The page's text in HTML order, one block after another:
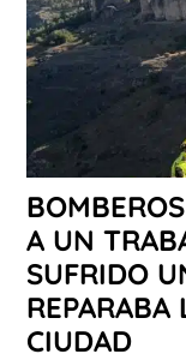
A UN
SUFRIDO
REPARABA
CIUDAD